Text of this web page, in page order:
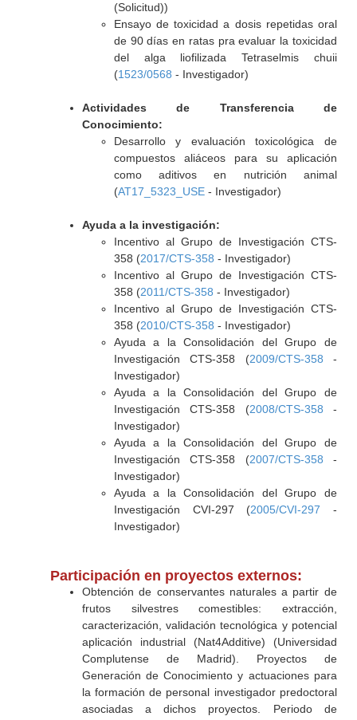
(Solicitud))
Ensayo de toxicidad a dosis repetidas oral
de 90 días en ratas pra evaluar la toxicidad
del alga liofilizada Tetraselmis chuii
(1523/0568 - Investigador)
Actividades de Transferencia de
Conocimiento:
Desarrollo y evaluación toxicológica de
compuestos aliáceos para su aplicación
como aditivos en nutrición animal
(AT17_5323_USE- Investigador)
Ayuda a la investigación:
Incentivo al Grupo de Investigación CTS-
358 (2017/CTS-358 - Investigador)
Incentivo al Grupo de Investigación CTS-
358 (2011/CTS-358 - Investigador)
Incentivo al Grupo de Investigación CTS-
358 (2010/CTS-358 - Investigador)
Ayuda a la Consolidación del Grupo de
Investigación CTS-358 (2009/CTS-358 -
Investigador)
Ayuda a la Consolidación del Grupo de
Investigación CTS-358 (2008/CTS-358 -
Investigador)
Ayuda a la Consolidación del Grupo de
Investigación CTS-358 (2007/CTS-358 -
Investigador)
Ayuda a la Consolidación del Grupo de
Investigación CVI-297 (2005/CVI-297 -
Investigador)
Participación en proyectos externos:
Obtención de conservantes naturales a partir de
frutos silvestres comestibles: extracción,
caracterización, validación tecnológica y potencial
aplicación industrial (Nat4Additive) (Universidad
Complutense de Madrid). Proyectos de
Generación de Conocimiento y actuaciones para
la formación de personal investigador predoctoral
asociadas a dichos proyectos. Periodo de